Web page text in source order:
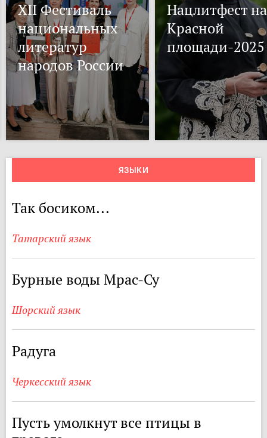
XII Фестиваль
национальных
литератур
народов России
Нацлитфест на
Красной
площади-2025
ЯЗЫКИ
Так босиком...
Татарский язык
Бурные воды Мрас-Су
Шорский язык
Радуга
Черкесский язык
Пусть умолкнут все птицы в